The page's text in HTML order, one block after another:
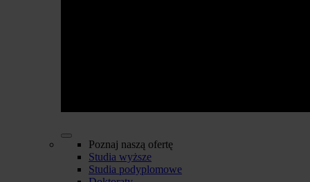
Poznaj naszą ofertę
Studia wyższe
Studia podyplomowe